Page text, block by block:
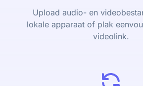
Upload audio- en
lokale apparaat of plak
videolink.